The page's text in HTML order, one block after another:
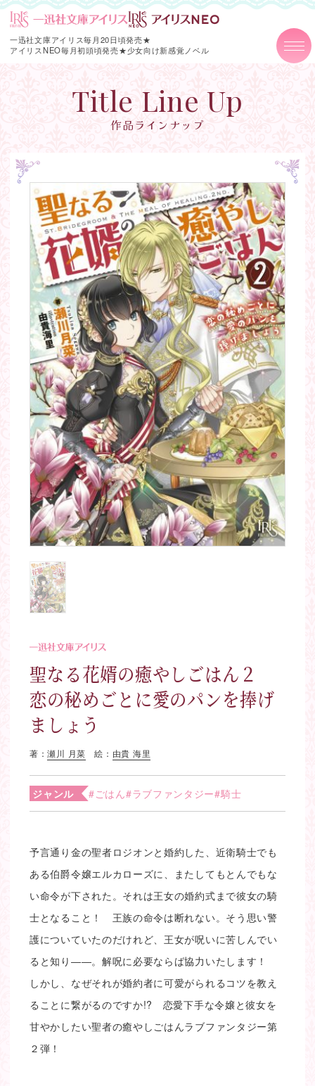
一迅社文庫アイリス毎月20日頃発売★
アイリスNEO毎月初頭頃発売★少女向け新感覚ノベル
Title Line Up
作品ラインナップ
聖なる花婿の癒やしごはん２
恋の秘めごとに愛のパンを捧げ
ましょう
著：瀬川 月菜 絵： 由貴 海里
ジャンル #ごはん#ラブファンタジー#騎士
予言通り金の聖者ロジオンと婚約した、近衛騎士でも
ある伯爵令嬢エルカローズに、またしてもとんでもな
い命令が下された。それは王女の婚約式まで彼女の騎
士となること！ 王族の命令は断れない。そう思い警
護についていたのだけれど、王女が呪いに苦しんでい
ると知り――。解呪に必要ならば協力いたします！
しかし、なぜそれが婚約者に可愛がられるコツを教え
ることに繋がるのですか!? 恋愛下手な令嬢と彼女を
甘やかしたい聖者の癒やしごはんラブファンタジー第
２弾！